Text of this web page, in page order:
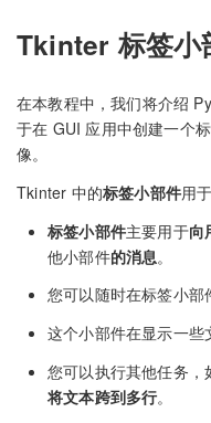
Tkinter 标签小
在本教程中，我们将介绍
于在 GUI 应用中创建一个
像。
Tkinter 中的标签小部件用于
标签小部件主要用于向
他小部件的消息。
您可以随时在标签小部
这个小部件在显示一些
您可以执行其他任务，
将文本跨到多行。